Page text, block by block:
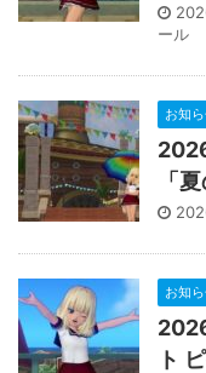
ール
お知
「
お知
ト